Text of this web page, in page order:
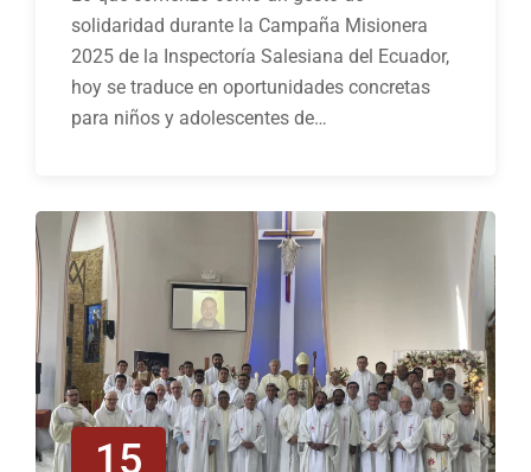
solidaridad durante la Campaña Misionera
2025 de la Inspectoría Salesiana del Ecuador,
hoy se traduce en oportunidades concretas
para niños y adolescentes de…
15